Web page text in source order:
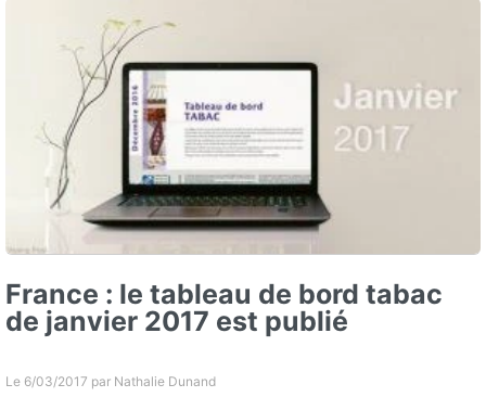
France : le tableau de bord tabac
de janvier 2017 est publié
Le 6/03/2017 par Nathalie Dunand